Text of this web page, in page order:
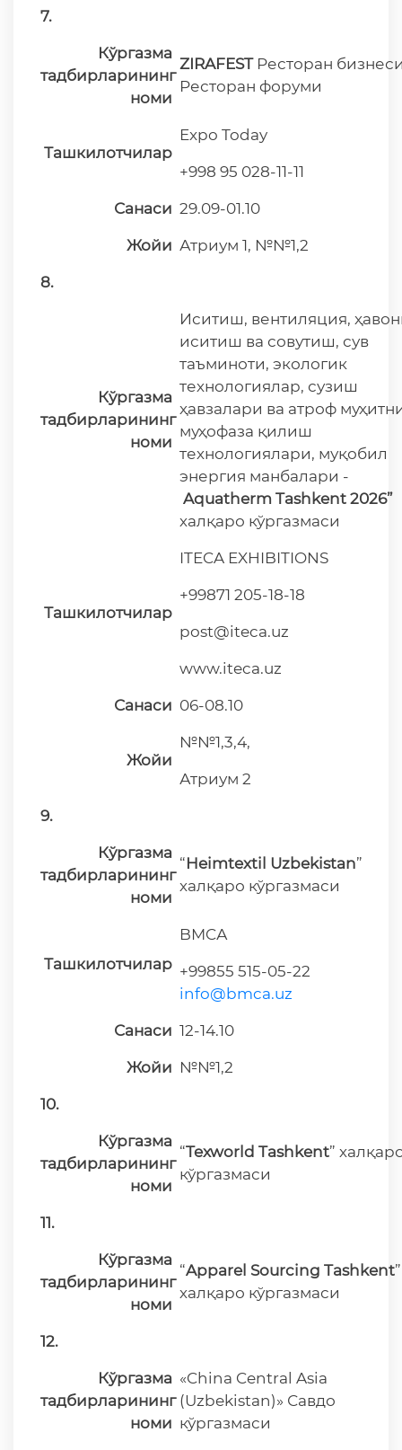
7.
Кўргазма
тадбирларининг
номи
ZIRAFESTРесторан
Ресторан форуми
Ташкилотчилар
Expo Today
+998 95 028-11-11
Санаси 29.09-01.10
Жойи Атриум 1, №№1,2
8.
Кўргазма
тадбирларининг
номи
Иситиш, вентиляция,
иситиш ва совутиш, сув
таъминоти, экологик
технологиялар, сузиш
ҳавзалари ва атроф
муҳофаза қилиш
технологиялари, муқобил
энергия манбалари -
Aquatherm Tashkent 2026”
халқаро кўргазмаси
Ташкилотчилар
ITECA EXHIBITIONS
+99871 205-18-18
post@iteca.uz
www.iteca.uz
Санаси 06-08.10
Жойи
№№1,3,4,
Атриум 2
9.
Кўргазма
тадбирларининг
номи
“Heimtextil Uzbekistan”
халқаро кўргазмаси
Ташкилотчилар
BMCА
+99855 515-05-22
info@bmca.uz
Санаси 12-14.10
Жойи №№1,2
10.
Кўргазма
тадбирларининг
номи
“Texworld Tashkent”
кўргазмаси
11.
Кўргазма
тадбирларининг
номи
“Apparel Sourcing Tashkent”
халқаро кўргазмаси
12.
Кўргазма
тадбирларининг
номи
«China Central Asia
(Uzbekistan)» Савдо
кўргазмаси